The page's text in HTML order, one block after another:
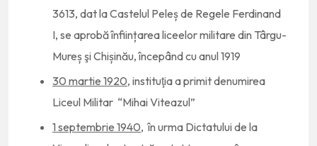
3613, dat la Castelul Peleș de Regele Ferdinand
I, se aprobă înființarea liceelor militare din Târgu-
Mureș şi Chișinău, începând cu anul 1919
30 martie 1920, instituţia a primit denumirea
Liceul Militar “Mihai Viteazul”
1 septembrie 1940, în urma Dictatului de la